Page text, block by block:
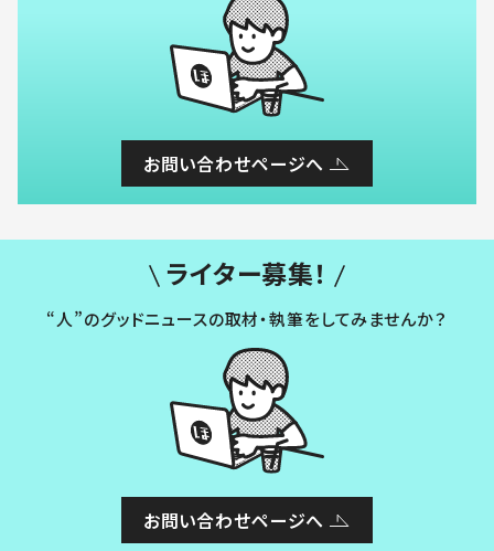
お問い合わせページへ
ライター募集！
“人”のグッドニュースの取材・執筆をしてみませんか？
お問い合わせページへ